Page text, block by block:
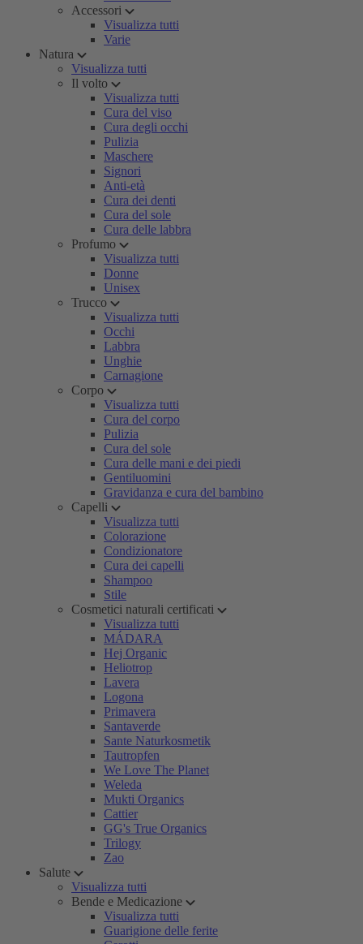
Accessori
Visualizza tutti
Varie
Natura
Visualizza tutti
Il volto
Visualizza tutti
Cura del viso
Cura degli occhi
Pulizia
Maschere
Signori
Anti-età
Cura dei denti
Cura del sole
Cura delle labbra
Profumo
Visualizza tutti
Donne
Unisex
Trucco
Visualizza tutti
Occhi
Labbra
Unghie
Carnagione
Corpo
Visualizza tutti
Cura del corpo
Pulizia
Cura del sole
Cura delle mani e dei piedi
Gentiluomini
Gravidanza e cura del bambino
Capelli
Visualizza tutti
Colorazione
Condizionatore
Cura dei capelli
Shampoo
Stile
Cosmetici naturali certificati
Visualizza tutti
MÁDARA
Hej Organic
Heliotrop
Lavera
Logona
Primavera
Santaverde
Sante Naturkosmetik
Tautropfen
We Love The Planet
Weleda
Mukti Organics
Cattier
GG's True Organics
Trilogy
Zao
Salute
Visualizza tutti
Bende e Medicazione
Visualizza tutti
Guarigione delle ferite